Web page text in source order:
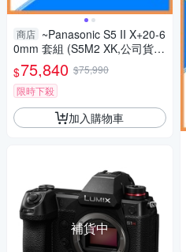
商店 ~Panasonic S5 II X+20-6
0mm 套組 (S5M2 XK,公司貨)
S5IIXK
$75,840 $75,990
限時下殺
加入購物車
補貨中